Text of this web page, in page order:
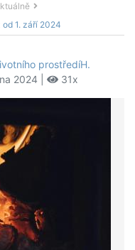
1. září 2024
prostředíH.
2024 | 31x